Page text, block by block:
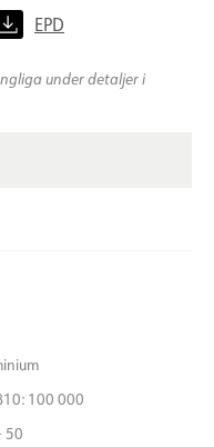
EPD
under detaljer i
100 000
50